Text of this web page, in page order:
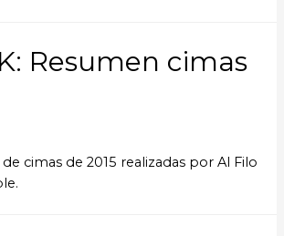
Resumen cimas
cimas de 2015 realizadas por Al Filo